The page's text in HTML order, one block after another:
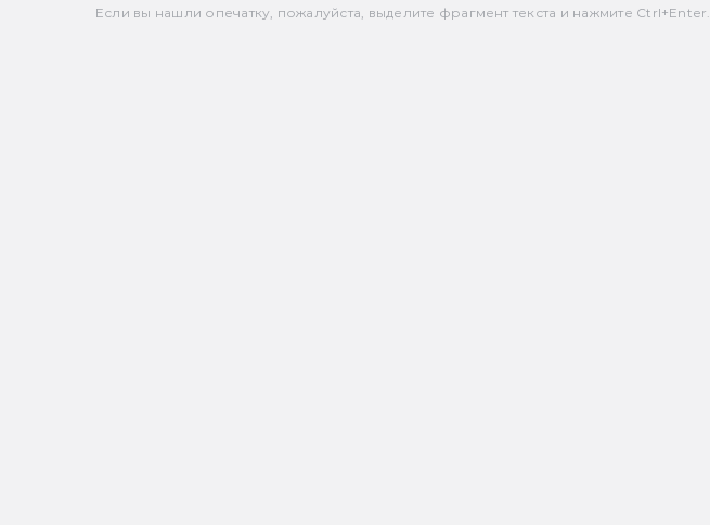
Если вы нашли опечатку, пожалуйста, выделите фрагмент текста и нажмите Ctrl+Enter.